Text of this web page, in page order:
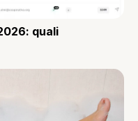
quali